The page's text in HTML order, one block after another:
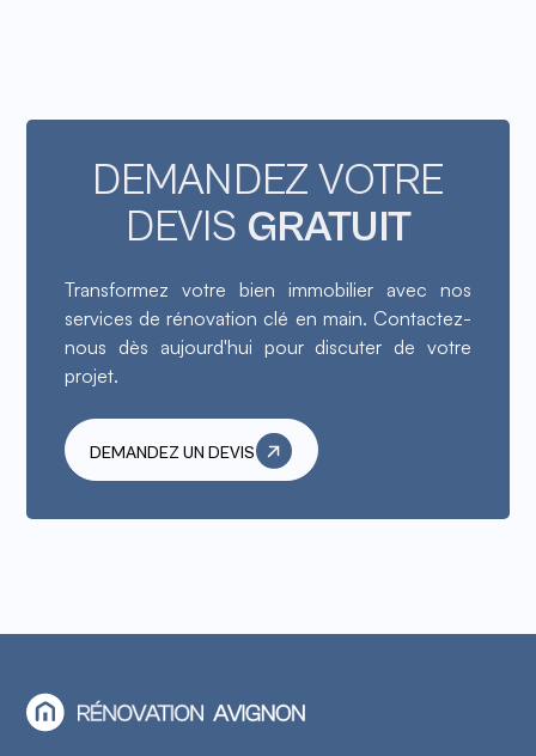
DEMANDEZ VOTRE
DEVIS GRATUIT
Transformez votre bien immobilier avec nos
services de rénovation clé en main. Contactez-
nous dès aujourd'hui pour discuter de votre
projet.
DEMANDEZ UN DEVIS